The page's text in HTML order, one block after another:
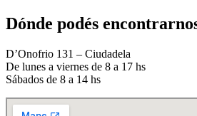
Dónde podés
D’Onofrio 131 – Ciudadela
De lunes a viernes de 8 a 17 hs
Sábados de 8 a 14 hs